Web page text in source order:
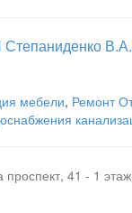
В.А.
мебели, Ремонт
41 - 1 этаж